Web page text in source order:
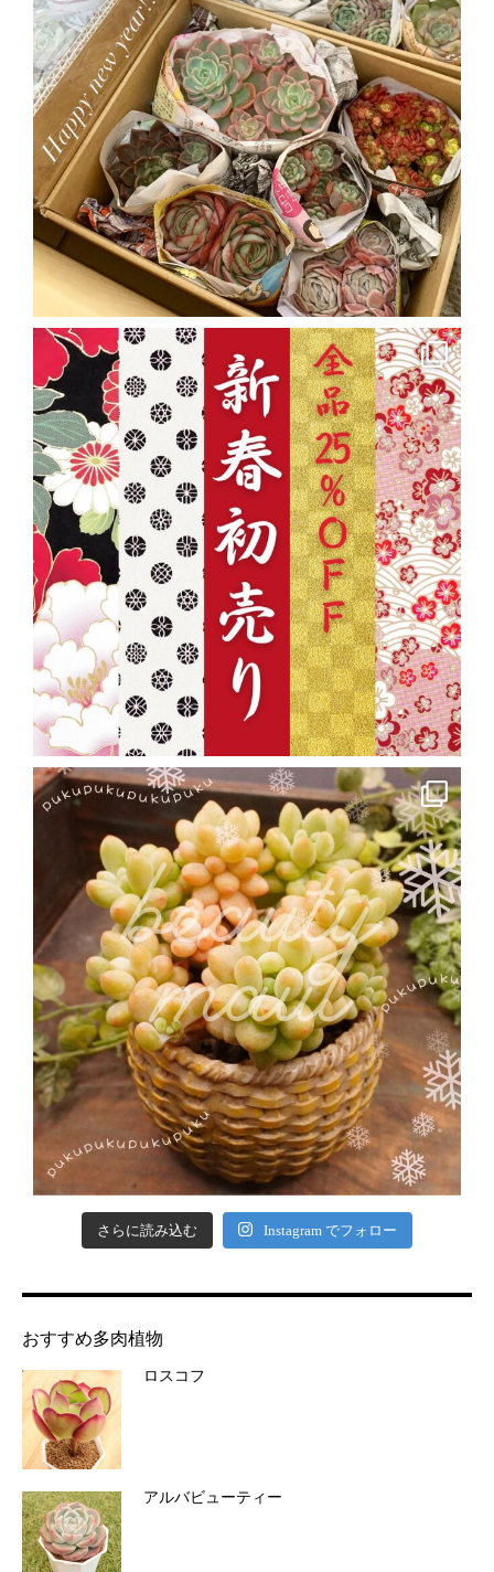
さらに読み込む Instagram でフォロー
おすすめ多肉植物
ロスコフ
アルバビューティー